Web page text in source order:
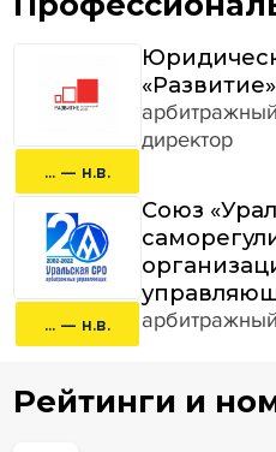
... — н.в.
«Развитие»
директор
... — н.в.
Союз
Рейтинги и